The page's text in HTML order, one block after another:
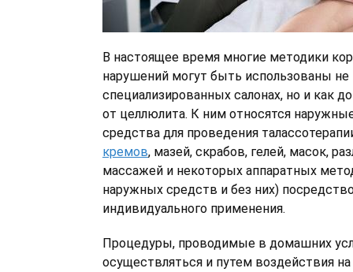
В настоящее время многие методики
нарушений могут быть использованы не
специализированных салонах, но и как
от целлюлита. К ним относятся
средства для проведения
кремов, мазей, скрабов, гелей, масок,
массажей и некоторых аппаратных
наружных средств и без них)
индивидуального применения.
Процедуры, проводимые в домашних
осуществляться и путем воздействия